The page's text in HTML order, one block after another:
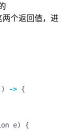
个返回值，进
-> {
e)
{